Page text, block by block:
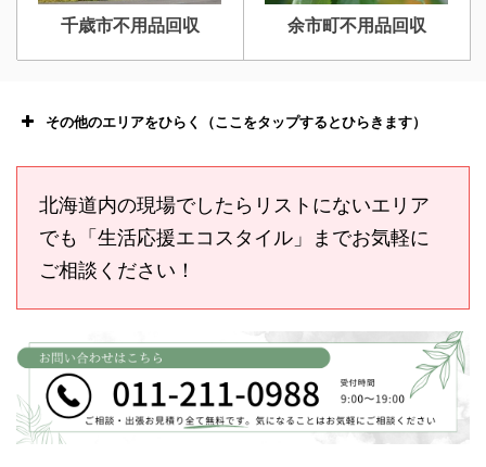
千歳市不用品回収 余市町不用品回収
その他のエリアをひらく（ここをタップするとひらきます）
恵庭市不用品回収 ニセコ不用品回収
北海道内の現場でしたらリストにないエリア
でも「生活応援エコスタイル」までお気軽に
ご相談ください！